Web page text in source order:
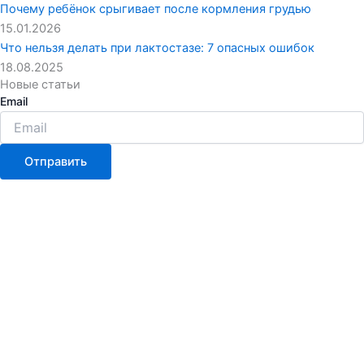
Почему ребёнок срыгивает после кормления грудью
15.01.2026
Что нельзя делать при лактостазе: 7 опасных ошибок
18.08.2025
Новые статьи
Email
Отправить